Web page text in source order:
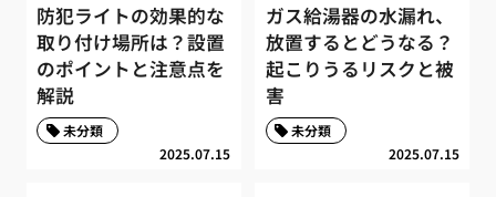
防犯ライトの効果的な
取り付け場所は？設置
のポイントと注意点を
解説
2025.07.15
未分類
ガス給湯器の水漏れ、
放置するとどうなる？
起こりうるリスクと被
害
2025.07.15
未分類